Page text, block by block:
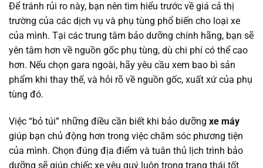
Để tránh rủi ro này, bạn nên tìm hiểu trước về giá cả thị
trường của các dịch vụ và phụ tùng phổ biến cho loại xe
của mình. Tại các trung tâm bảo dưỡng chính hãng, bạn sẽ
yên tâm hơn về nguồn gốc phụ tùng, dù chi phí có thể cao
hơn. Nếu chọn gara ngoài, hãy yêu cầu xem bao bì sản
phẩm khi thay thế, và hỏi rõ về nguồn gốc, xuất xứ của phụ
tùng đó.
Việc “bỏ túi” những điều cần biết khi bảo dưỡng xe máy
giúp bạn chủ động hơn trong việc chăm sóc phương tiện
của mình. Chọn đúng địa điểm và tuân thủ lịch trình bảo
dưỡng sẽ giúp chiếc xe yêu quý luôn trong trạng thái tốt